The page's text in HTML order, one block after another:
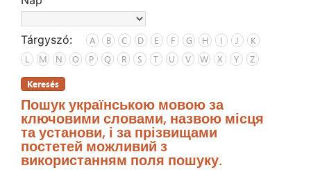
Tárgyszó: A B C D E F G H I J
K
L
M N O P Q R S T U V W X Y Z
Keresés
Пошук українською мовою за
ключовими словами, назвою місця
та установи, і за прізвищами
постетей можливий з
використанням поля пошуку.